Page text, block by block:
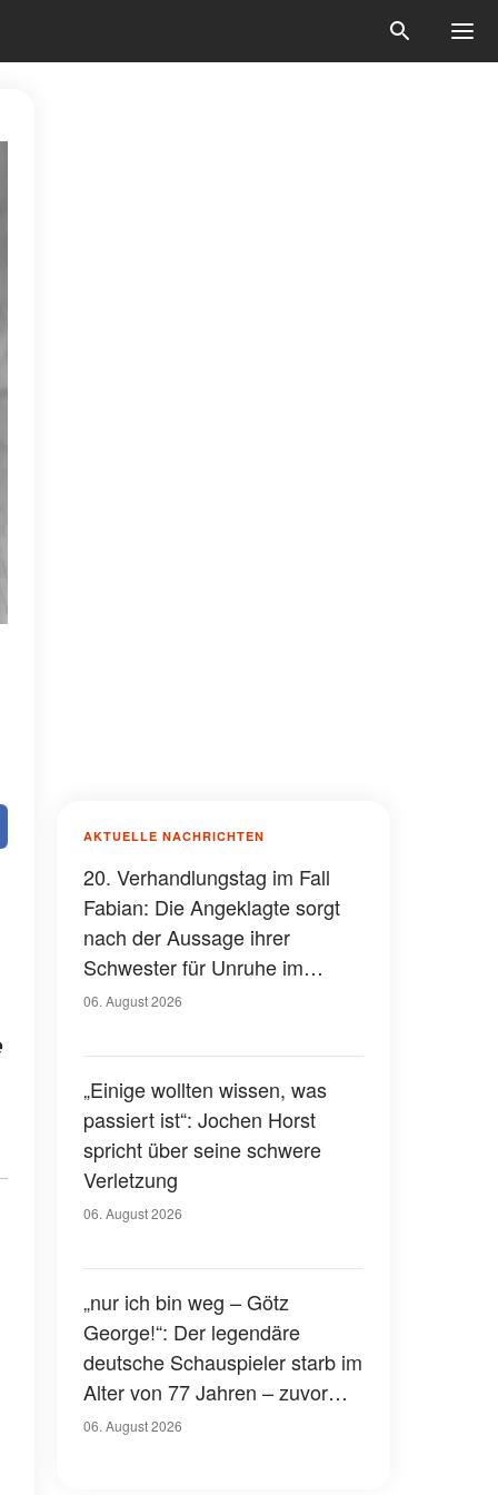
AKTUELLE NACHRICHTEN
20. Verhandlungstag im Fall
Fabian: Die Angeklagte sorgt
nach der Aussage ihrer
Schwester für Unruhe im
Gerichtssaal – was ist
06. August 2026
„Einige wollten wissen, was
passiert ist“: Jochen Horst
spricht über seine schwere
Verletzung
06. August 2026
„nur ich bin weg – Götz
George!“: Der legendäre
deutsche Schauspieler starb im
Alter von 77 Jahren – zuvor
hatte er über seinen eigenen
06. August 2026